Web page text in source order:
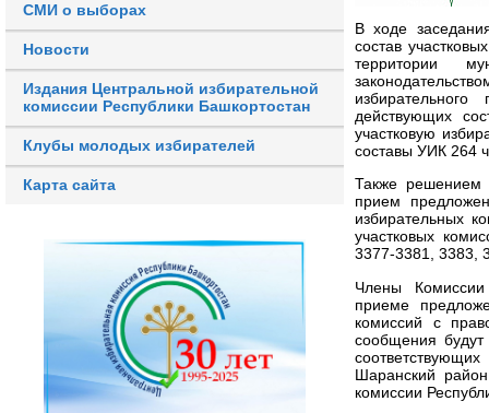
СМИ о выборах
Новости
Издания Центральной избирательной
комиссии Республики Башкортостан
Клубы молодых избирателей
Карта сайта
В ходе
состав
территории
действующих
участковую
составы УИК 264
Также решением
прием
избирательных
участковых
3377-3381, 3383,
Члены
приеме
комиссий с
сообщения
Шаранский
комиссии